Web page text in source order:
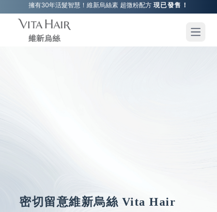
擁有30年活髮智慧！維新烏絲素 超微粉配方 現已發售！
Open
密切留意維新烏絲 Vita Hair